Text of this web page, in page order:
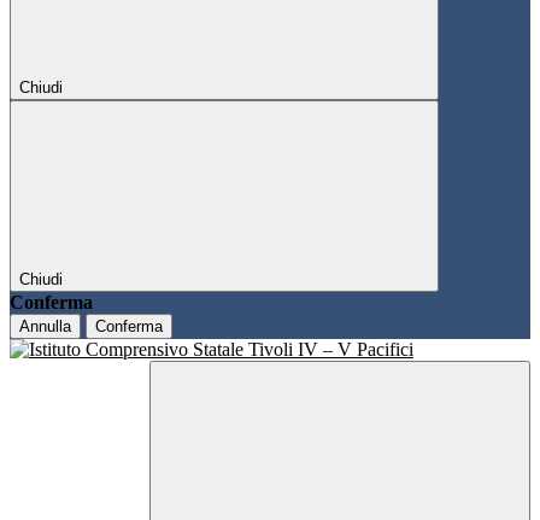
Chiudi
Chiudi
Conferma
Annulla Conferma